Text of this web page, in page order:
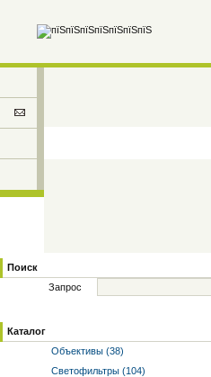
Поиск
Запрос
Каталог
Объективы (38)
Светофильтры (104)